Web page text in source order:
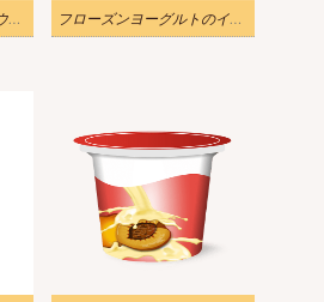
ヨーグルトのイラストダウンロード フローズンヨーグルトのイラスト